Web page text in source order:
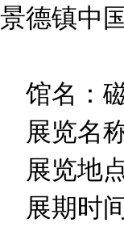
景德镇中
馆名：
展览名
展览地
展期时